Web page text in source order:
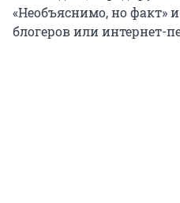
«Необъяснимо, но факт»
блогеров или интернет-